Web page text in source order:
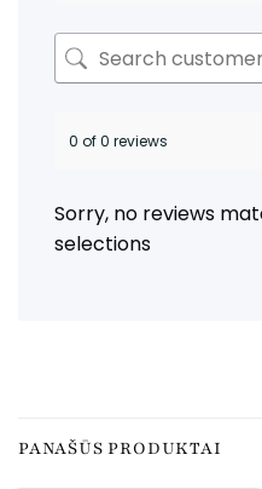
0 of 0 reviews
Sorry, no reviews
selections
PANAŠŪS PRODUKTAI